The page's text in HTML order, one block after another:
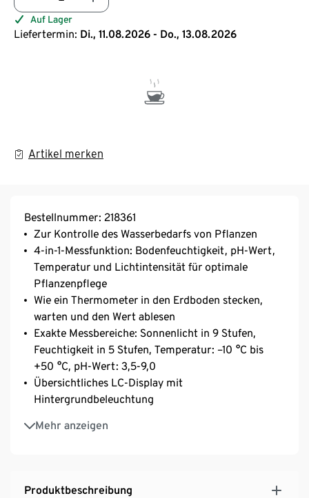
Auf Lager
Liefertermin: Di., 11.08.2026 - Do., 13.08.2026
Artikel merken
Bestellnummer: 218361
Zur Kontrolle des Wasserbedarfs von Pflanzen
4-in-1-Messfunktion: Bodenfeuchtigkeit, pH-Wert,
Temperatur und Lichtintensität für optimale
Pflanzenpflege
Wie ein Thermometer in den Erdboden stecken,
warten und den Wert ablesen
Exakte Messbereiche: Sonnenlicht in 9 Stufen,
Feuchtigkeit in 5 Stufen, Temperatur: –10 °C bis
+50 °C, pH-Wert: 3,5-9,0
Übersichtliches LC-Display mit
Hintergrundbeleuchtung
Mehr anzeigen
Batteriebetrieben, Abschaltautomatik nach 5
Produktbeschreibung